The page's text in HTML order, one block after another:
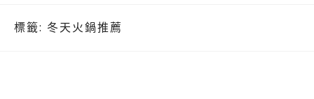
標籤: 冬天火鍋推薦